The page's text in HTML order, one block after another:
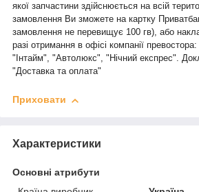
якої запчастини здійснюється на всій
замовлення Ви зможете на картку
замовлення не перевищує 100 гв), або
разі отримання в офісі компанії
"Інтайм", "Автолюкс", "Нічний експрес".
"Доставка та оплата"
Приховати
Характеристики
Основні атрибути